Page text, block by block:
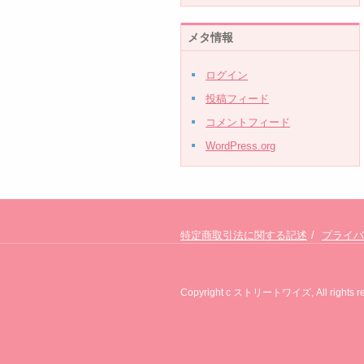
メタ情報
ログイン
投稿フィード
コメントフィード
WordPress.org
特定商取引法に関する記述 プライ
Copyright c ストリートワイズ, All rights